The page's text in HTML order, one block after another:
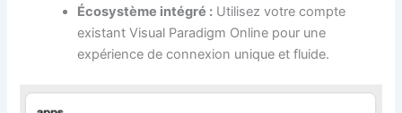
Écosystème intégré : Utilisez votre compte
existant Visual Paradigm Online pour une
expérience de connexion unique et fluide.